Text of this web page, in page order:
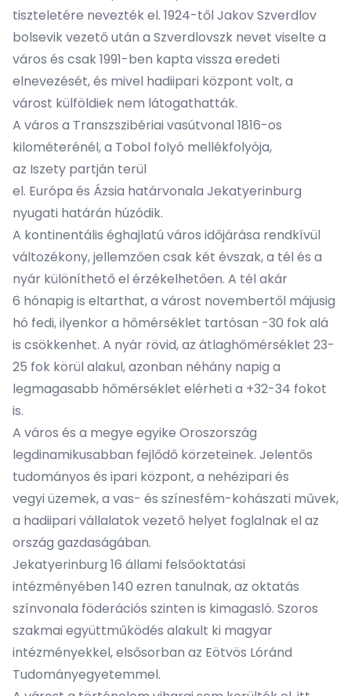
tiszteletére nevezték el. 1924-től Jakov Szverdlov
bolsevik vezető után a Szverdlovszk nevet viselte a
város és csak 1991-ben kapta vissza eredeti
elnevezését, és mivel hadiipari központ volt, a
várost külföldiek nem látogathatták.
A város a Transzszibériai vasútvonal 1816-os
kilométerénél, a Tobol folyó mellékfolyója,
az Iszety partján terül
el. Európa és Ázsia határvonala Jekatyerinburg
nyugati határán húzódik.
A kontinentális éghajlatú város időjárása rendkívül
változékony, jellemzően csak két évszak, a tél és a
nyár különíthető el érzékelhetően. A tél akár
6 hónapig is eltarthat, a várost novembertől májusig
hó fedi, ilyenkor a hőmérséklet tartósan -30 fok alá
is csökkenhet. A nyár rövid, az átlaghőmérséklet 23-
25 fok körül alakul, azonban néhány napig a
legmagasabb hőmérséklet elérheti a +32-34 fokot
is.
A város és a megye egyike Oroszország
legdinamikusabban fejlődő körzeteinek. Jelentős
tudományos és ipari központ, a nehézipari és
vegyi üzemek, a vas- és színesfém-kohászati ​​művek,
a hadiipari vállalatok vezető helyet foglalnak el az
ország gazdaságában.
Jekatyerinburg 16 állami felsőoktatási
intézményében 140 ezren tanulnak, az oktatás
színvonala föderációs szinten is kimagasló. Szoros
szakmai együttműködés alakult ki magyar
intézményekkel, elsősorban az Eötvös Lóránd
Tudományegyetemmel.